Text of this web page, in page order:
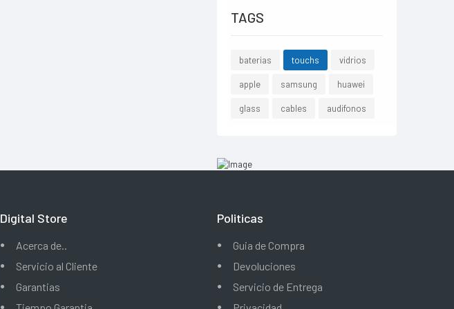
TAGS
baterias touchs vidrios
apple samsung huawei
glass cables audifonos
Digital Store
Acerca de..
Servicio al Cliente
Garantias
Politicas
Guia de Compra
Devoluciones
Servicio de Entrega